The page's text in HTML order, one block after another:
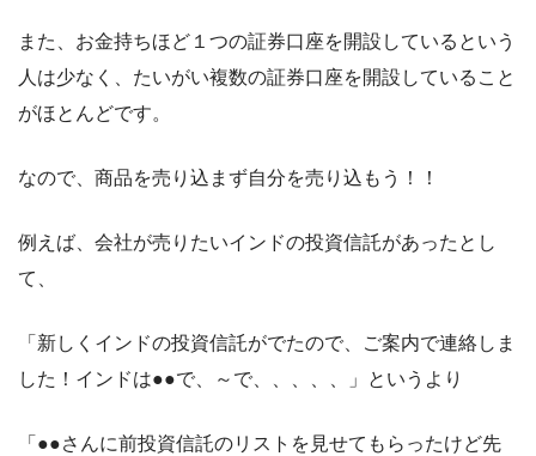
また、お金持ちほど１つの証券口座を開設しているという
人は少なく、たいがい複数の証券口座を開設していること
がほとんどです。
なので、商品を売り込まず自分を売り込もう！！
例えば、会社が売りたいインドの投資信託があったとし
て、
「新しくインドの投資信託がでたので、ご案内で連絡しま
した！インドは●●で、～で、、、、、」というより
「●●さんに前投資信託のリストを見せてもらったけど先